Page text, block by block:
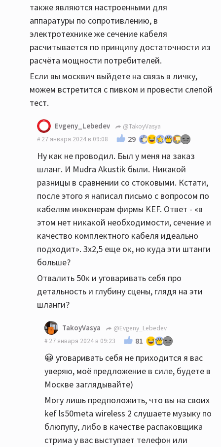
также являются настроенными для
аппаратуры по сопротивлению, в
электротехнике же сечение кабеля
расчитывается по принципу достаточности из
расчёта мощности потребителей.
Если вы москвич выйдете на связь в личку,
можем встретится с пивком и провести слепой
тест.
Evgeny_Lebedev
@TakoyVasya
27 января 2024 в 09:08
29
Ну как не проводил. Был у меня на заказ
шланг. И Mudra Akustik были. Никакой
разницы в сравнении со стоковыми. Кстати,
после этого я написал письмо с вопросом по
кабелям инженерам фирмы KEF. Ответ - «в
этом нет никакой необходимости, сечение и
качество комплектного кабеля идеально
подходит». 3х2,5 еще ок, но куда эти штанги
больше?
Отвалить 50к и уговаривать себя про
детальность и глубину сцены, глядя на эти
шланги?
TakoyVasya
@Evgeny_Lebedev
27 января 2024 в 09:23
81
😀 уговаривать себя не приходится я вас
уверяю, моё предложение в силе, будете в
Москве заглядывайте)
Могу лишь предположить, что вы на своих
kef ls50meta wireless 2 слушаете музыку по
блюпупу, либо в качестве распаковщика
стрима у вас выступает телефон или